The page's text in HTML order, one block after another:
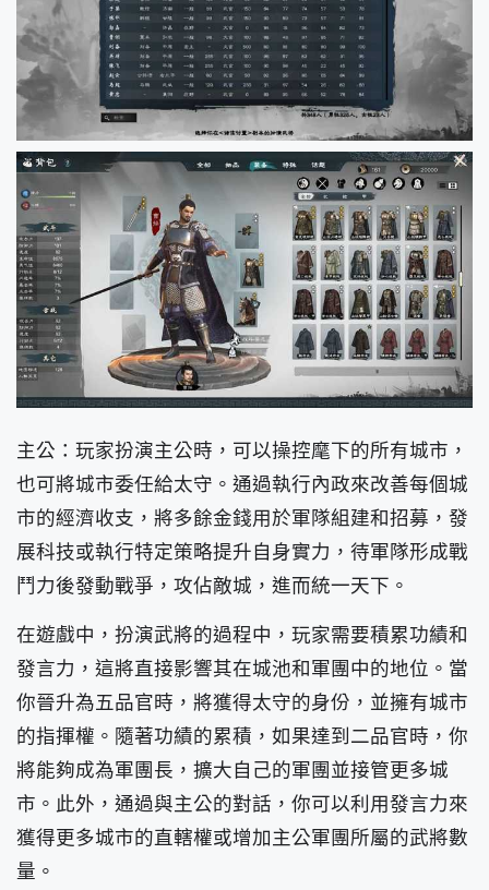
主公：玩家扮演主公時，可以操控麾下的所有城市，
也可將城市委任給太守。通過執行內政來改善每個城
市的經濟收支，將多餘金錢用於軍隊組建和招募，發
展科技或執行特定策略提升自身實力，待軍隊形成戰
鬥力後發動戰爭，攻佔敵城，進而統一天下。
在遊戲中，扮演武將的過程中，玩家需要積累功績和
發言力，這將直接影響其在城池和軍團中的地位。當
你晉升為五品官時，將獲得太守的身份，並擁有城市
的指揮權。隨著功績的累積，如果達到二品官時，你
將能夠成為軍團長，擴大自己的軍團並接管更多城
市。此外，通過與主公的對話，你可以利用發言力來
獲得更多城市的直轄權或增加主公軍團所屬的武將數
量。